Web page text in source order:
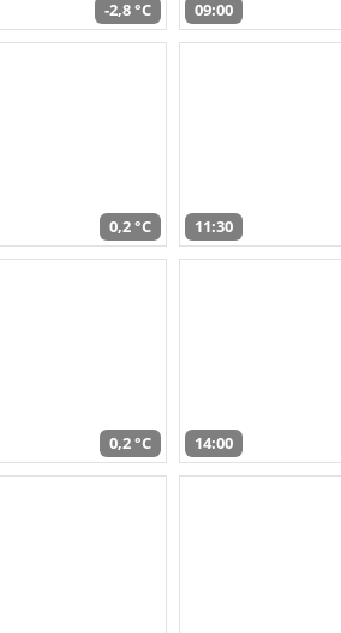
-2,8 °C 09:00
0,2 °C 11:30
0,2 °C 14:00